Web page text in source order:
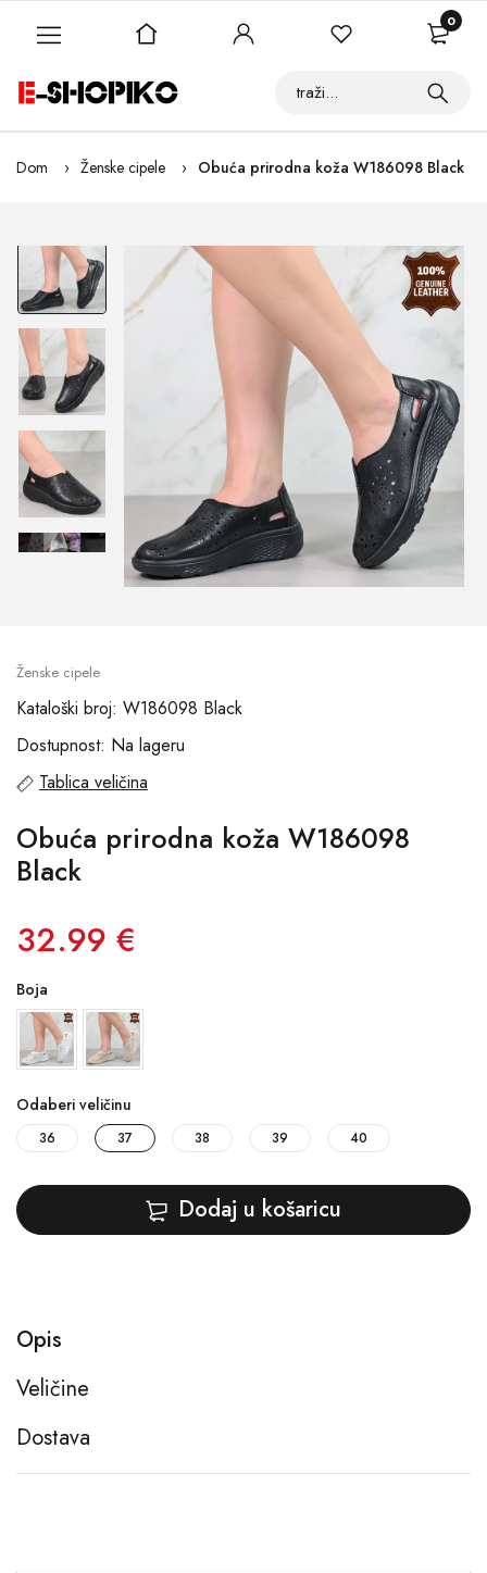
Dom Ženske cipele Obuća prirodna koža W186098 Black
Ženske cipele
Kataloški broj: W186098 Black
Dostupnost: Na lageru
Tablica veličina
Obuća prirodna koža W186098
Black
32.99 €
Boja
Odaberi veličinu
36 37 38 39 40
Dodaj u košaricu
Opis
Veličine
Dostava
0